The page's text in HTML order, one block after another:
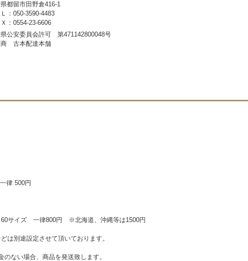
都留市田野倉416-1
Ｌ：050-3590-4483
Ｘ：0554-23-6606
公安委員会許可 第471142800048号
商 古本配達本舗
律 500円
60サイズ 一律800円 ※北海道、沖縄等は1500円
は別途設定させて頂いております。
ない場合、商品を発送致します。